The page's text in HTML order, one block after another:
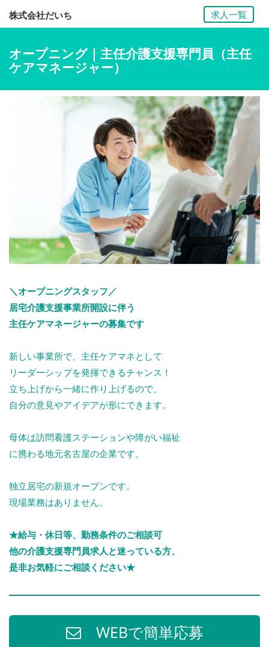
株式会社だいち 求人一覧
オープニング｜主任介護支援専門員（主任
ケアマネージャー）
＼オープニングスタッフ／
居宅介護支援事業所開設に伴う
主任ケアマネージャーの募集です
新しい事業所で、主任ケアマネとして
リーダーシップを発揮できるチャンス！
立ち上げから一緒に作り上げるので、
自分の意見やアイデアが形にできます。
母体は訪問看護ステーションや障がい福祉
に携わる地元名古屋の企業です。
独立居宅の新規オープンです。
現場業務はありません。
★給与・休日等、勤務条件のご相談可
他の介護支援専門員求人と迷っている方、
是非お気軽にご相談ください★
WEBで簡単応募